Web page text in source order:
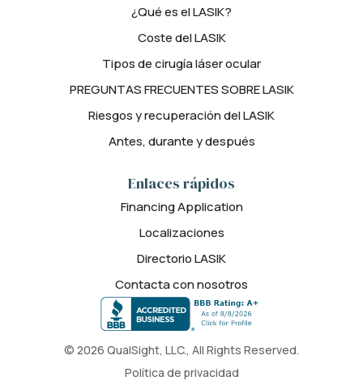
© 2026 QualSight, LLC., All Rights Reserved.
Política de privacidad
¿Qué es el LASIK?
Coste del LASIK
Tipos de cirugía láser ocular
PREGUNTAS FRECUENTES SOBRE LASIK
Riesgos y recuperación del LASIK
Antes, durante y después
Enlaces rápidos
Financing Application
Localizaciones
Directorio LASIK
Contacta con nosotros